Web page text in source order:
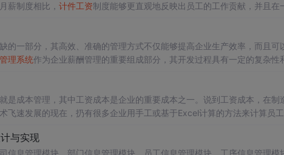
薪制度相比， 计件工资制度能够更直观地反映出员工的工作贡献，并且在
的一部分，其高效、准确的管理方式不仅能够提高企业生产效率，而且可
管理系统作为企业薪酬管理的重要组成部分，其开发过程具有一定的复杂性
录、权限验证及会话管理。
是成本管理，其中工资成本是企业的重要成本之一。说到工资成本，在制
飞速发展的现在，扔有很多企业用手工或基于Excel计算的方法来计算员工
与实现
息管理模块、部门信息管理模块、员工信息管理模块、工序信息管理模